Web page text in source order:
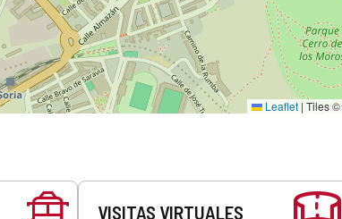
Leaflet | Tiles ©
VISITAS VIRTUALES